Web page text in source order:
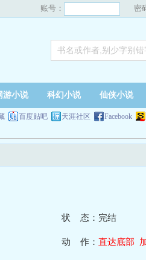
账号： 密
游小说 科幻小说 仙侠小说
百度贴吧 天涯社区 Facebook
状 态：完结
动 作： 直达底部